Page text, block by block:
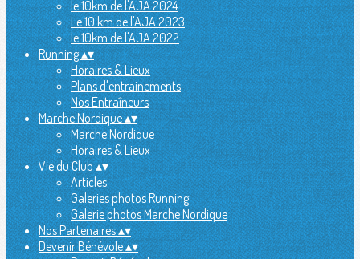
le 10km de l'AJA 2024
Le 10 km de l'AJA 2023
le 10km de l'AJA 2022
Running▴▾
Horaires & Lieux
Plans d'entrainements
Nos Entraîneurs
Marche Nordique▴▾
Marche Nordique
Horaires & Lieux
Vie du Club▴▾
Articles
Galeries photos Running
Galerie photos Marche Nordique
Nos Partenaires▴▾
Devenir Bénévole▴▾